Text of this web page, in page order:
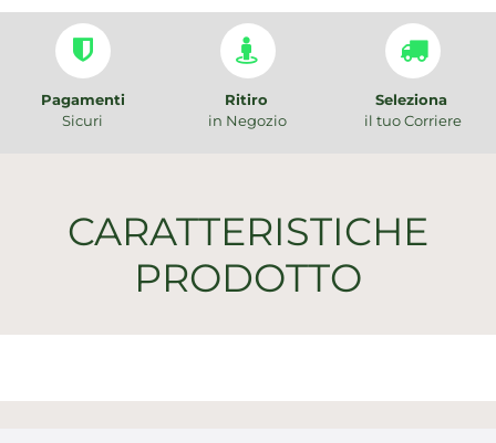
Pagamenti
Sicuri
Ritiro
in Negozio
Seleziona
il tuo Corriere
CARATTERISTICHE
PRODOTTO